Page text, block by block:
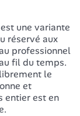
une variante
réservé aux
professionnel
fil du temps.
le
et
entier est en